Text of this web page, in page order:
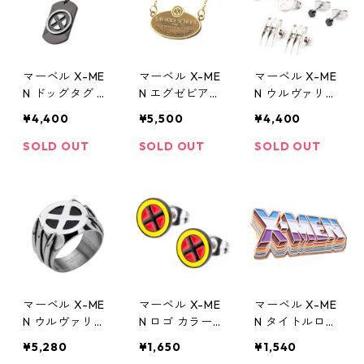
マーベル X-ME
N ドッグタグ ペ
クレス MARVEL
¥4,400
SOLD OUT
マーベル X-ME
N エグゼビア・
銘板 ペンダン
ト ネックレス
¥5,500
SOLD OUT
マーベル X-ME
N ウルヴァリン
4種セット MAR
VEL
¥4,400
SOLD OUT
マーベル X-ME
N ウルヴァリン
RVEL
¥5,280
マーベル X-ME
N ロゴ カラース
ARVEL
¥1,650
マーベル X-ME
N タイトルロゴ
ペルピン MARV
¥1,540